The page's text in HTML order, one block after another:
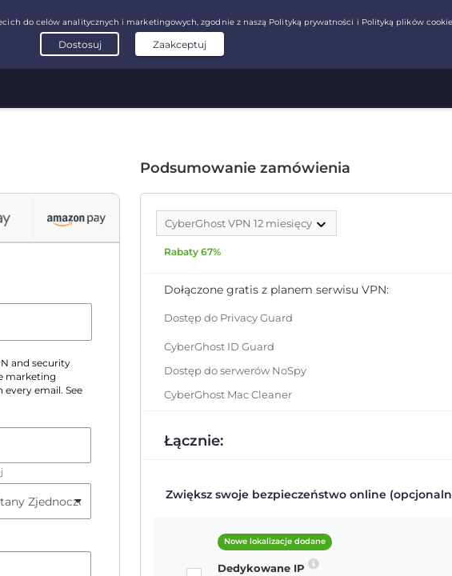
and security
marketing
email. See
Podsumowanie zamówienia
CyberGhost VPN 12 miesięcy
Rabaty 67%
Dołączone gratis z planem serwisu VPN:
Dostęp do Privacy Guard
CyberGhost ID Guard
Dostęp do serwerów NoSpy
CyberGhost Mac Cleaner
Łącznie:
Zwiększ swoje bezpieczeństwo online
Nowe lokalizacje dodane
Dedykowane IP